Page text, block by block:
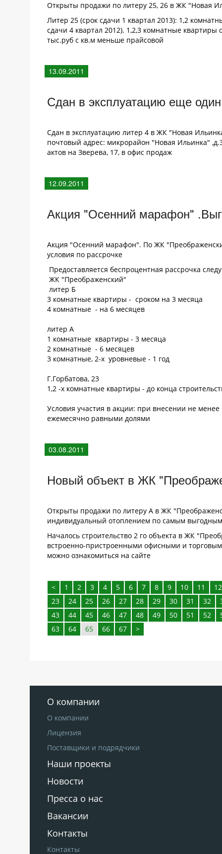
Открыты продажи по литеру 25, 26 в ЖК "Новая
Литер 25 (срок сдачи 1 квартал 2013): 1,2
сдачи 4 квартал 2012). 1,2,3 комнатные квартиры
тыс.руб с кв.м меньше прайсовой
13.09.2011
Сдан в эксплуатацию еще
Сдан в эксплуатацию литер 4 в ЖК "Новая
почтовый адрес: микрорайон "Новая Ильинка"
актов на Зверева, 17, в офис продаж
12.09.2011
Акция "Осенний марафон"
Акция "Осенний марафон". По ЖК
условия по рассрочке
Предоставляется беспроцентная рассрочка
ЖК "Преображенский"
литер Б
3 комнатные квартиры - сроком на 3 месяца
4 комнатные - на 6 месяцев
литер А
1 комнатные квартиры - 3 месяца
2 комнатные - 6 месяцев
3 комнатные, 2-х уровневые - 1 год
Г.Горбатова, 23
1,2 -х комнатные квартиры - до конца
Условия участия в акции: при внесении не
ежемесячно равными долями
03.08.2011
Новый объект в ЖК
Открыты продажи по литеру А в ЖК
индивидуальный отоплением по самым
Началось строительство 2 го объекта в ЖК
встроенно-пристроенными офисными и
можно ознакомиться на сайте
< 1 2 3 4 5 6 7 8 9 10 11
12
23
24 25 26 27 28 29 30 31 32
43
44 45 46 47 48 49 50 51 52
63
64 65 66 67 >
О компании
О компании
Лицензия
Поставщики и подрядчики
Наши проекты
Новости
Пресса о нас
Вакансии
Контакты
Контакты